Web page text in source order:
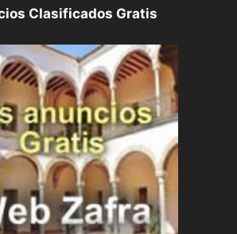
Clasificados Gratis